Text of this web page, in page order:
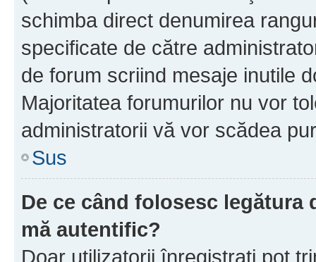
schimba direct denumirea
specificate de către
de forum scriind mesaje inutile
Majoritatea forumurilor nu vor
administratorii vă vor scădea
Sus
De ce când folosesc
mă autentific?
Doar utilizatorii înregistraţi pot